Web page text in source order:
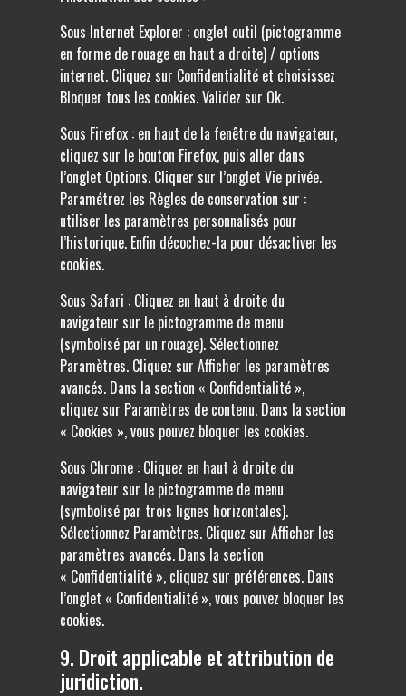
Sous Internet Explorer : onglet outil (pictogramme
en forme de rouage en haut a droite) / options
internet. Cliquez sur Confidentialité et choisissez
Bloquer tous les cookies. Validez sur Ok.
Sous Firefox : en haut de la fenêtre du navigateur,
cliquez sur le bouton Firefox, puis aller dans
l’onglet Options. Cliquer sur l’onglet Vie privée.
Paramétrez les Règles de conservation sur :
utiliser les paramètres personnalisés pour
l’historique. Enfin décochez-la pour désactiver les
cookies.
Sous Safari : Cliquez en haut à droite du
navigateur sur le pictogramme de menu
(symbolisé par un rouage). Sélectionnez
Paramètres. Cliquez sur Afficher les paramètres
avancés. Dans la section « Confidentialité »,
cliquez sur Paramètres de contenu. Dans la section
« Cookies », vous pouvez bloquer les cookies.
Sous Chrome : Cliquez en haut à droite du
navigateur sur le pictogramme de menu
(symbolisé par trois lignes horizontales).
Sélectionnez Paramètres. Cliquez sur Afficher les
paramètres avancés. Dans la section
« Confidentialité », cliquez sur préférences. Dans
l’onglet « Confidentialité », vous pouvez bloquer les
cookies.
9. Droit applicable et attribution de
juridiction.